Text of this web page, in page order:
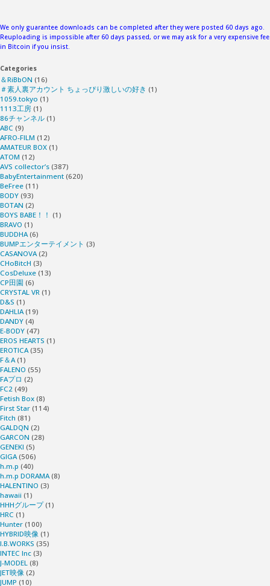
We only guarantee downloads can be completed after they were posted 60 days ago.
Reuploading is impossible after 60 days passed, or we may ask for a very expensive fee
in Bitcoin if you insist.
Categories
＆RiBbON (16)
＃素人裏アカウント ちょっぴり激しいの好き (1)
1059.tokyo (1)
1113工房 (1)
86チャンネル (1)
ABC (9)
AFRO-FILM (12)
AMATEUR BOX (1)
ATOM (12)
AVS collector’s (387)
BabyEntertainment (620)
BeFree (11)
BODY (93)
BOTAN (2)
BOYS BABE！！ (1)
BRAVO (1)
BUDDHA(6)
BUMPエンターテイメント (3)
CASANOVA(2)
CHoBitcH (3)
CosDeluxe (13)
CP田園 (6)
CRYSTAL VR (1)
D&S (1)
DAHLIA(19)
DANDY (4)
E-BODY (47)
EROS HEARTS (1)
EROTICA(35)
F＆A(1)
FALENO (55)
FAプロ (2)
FC2 (49)
Fetish Box (8)
First Star (114)
Fitch (81)
GALDQN (2)
GARCON (28)
GENEKI (5)
GIGA(506)
h.m.p (40)
h.m.p DORAMA(8)
HALENTINO (3)
hawaii (1)
HHHグループ(1)
HRC (1)
Hunter (100)
HYBRID映像 (1)
I.B.WORKS (35)
INTEC Inc (3)
J-MODEL (8)
JET映像 (2)
JUMP (10)